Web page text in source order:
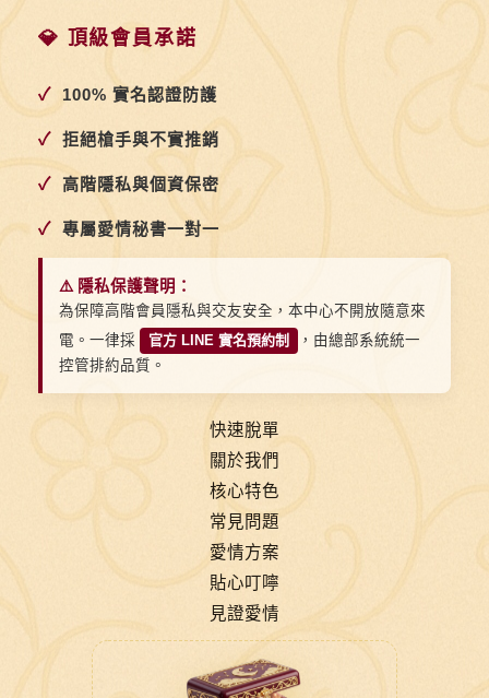
💎 頂級會員承諾
✓ 100% 實名認證防護
✓ 拒絕槍手與不實推銷
✓ 高階隱私與個資保密
✓ 專屬愛情秘書一對一
⚠️ 隱私保護聲明：
為保障高階會員隱私與交友安全，本中心不開放隨意來
電。一律採
官方 LINE 實名預約制
，由總部系統統一
控管排約品質。
快速脫單
關於我們
核心特色
常見問題
愛情方案
貼心叮嚀
見證愛情